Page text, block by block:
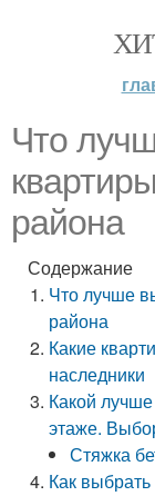
Что
района
Содержание
Что лучше
района
Какие
наследники
Какой
этаже.
Стяжка
Как выбрать